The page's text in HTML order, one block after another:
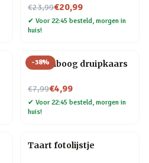
€23,99
Nu voor€20,99
✔ Voor 22:45 besteld, morgen in
huis!
-38%
Regenboog druipkaars
€7,99
Nu voor€4,99
✔ Voor 22:45 besteld, morgen in
huis!
Taart fotolijstje